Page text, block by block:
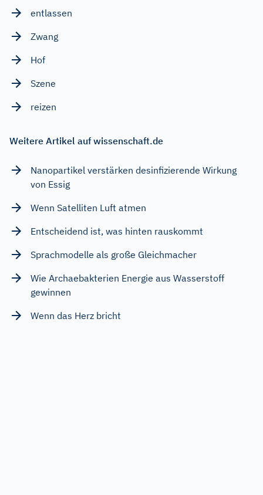
entlassen
Zwang
Hof
Szene
reizen
Weitere Artikel auf wissenschaft.de
Nanopartikel verstärken desinfizierende Wirkung
von Essig
Wenn Satelliten Luft atmen
Entscheidend ist, was hinten rauskommt
Sprachmodelle als große Gleichmacher
Wie Archaebakterien Energie aus Wasserstoff
gewinnen
Wenn das Herz bricht